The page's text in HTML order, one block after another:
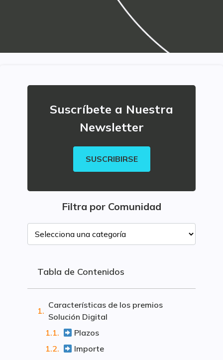
Suscríbete a Nuestra
Newsletter
SUSCRIBIRSE
Filtra por Comunidad
Tabla de Contenidos
Características de los premios
Solución Digital
Plazos
Importe